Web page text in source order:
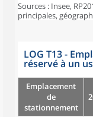
Sources : Insee,
principales,
LOG T13 -
réservé à un
Emplacement
de
stationnement